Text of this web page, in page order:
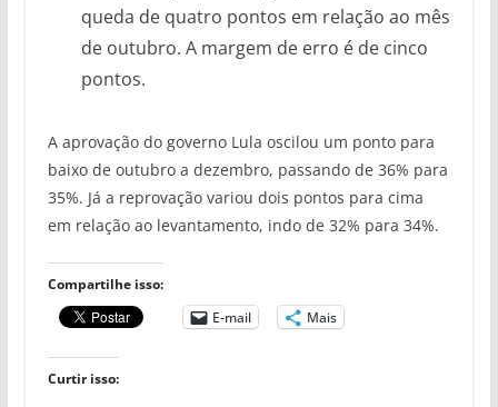
queda de quatro pontos em relação ao mês
de outubro. A margem de erro é de cinco
pontos.
A aprovação do governo Lula oscilou um ponto para
baixo de outubro a dezembro, passando de 36% para
35%. Já a reprovação variou dois pontos para cima
em relação ao levantamento, indo de 32% para 34%.
Compartilhe isso:
E-mail
Mais
Curtir isso: